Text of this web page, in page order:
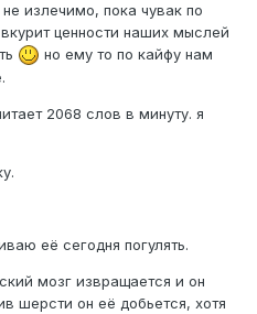
излечимо, пока чувак по
ценности наших мыслей
но ему то по кайфу нам
2068 слов в минуту. я
её сегодня погулять.
мозг извращается и он
шерсти он её добьется, хотя